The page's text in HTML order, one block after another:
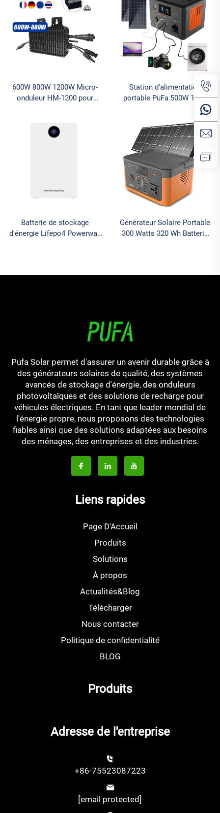
pour Voiture
portable avec panneaux
solaires
600W 800W 1200W Micro-
onduleur HM-1200 pour
pour usage domestique
Station d'alimentation
portable PuFa 500W 110V
220V Alimentation d'urgence
pour camping Station
d'alimentation solaire
portable domestique avec
batterie Lifepo4
Batterie de stockage
d'énergie Lifepo4 Powerwall
panneau solaire
Générateur Solaire Portable
300 Watts 320 Wh Batterie
le stockage d'énergie
Pufa Solar permet d'assurer un avenir durable grâce à
des générateurs solaires de qualité, des systèmes
avancés de stockage d'énergie, des onduleurs
photovoltaïques et des solutions de recharge pour
véhicules électriques. En tant que leader mondial de
l'énergie propre, nous proposons des technologies
fiables ainsi que des solutions adaptées aux besoins
des ménages, des entreprises et des industries.
Liens rapides
Page D'Accueil
Produits
Solutions
À propos
Actualités&Blog
Télécharger
Nous contacter
Politique de confidentialité
BLOG
Produits
Adresse de l'entreprise
+86-75523087223
[email protected]